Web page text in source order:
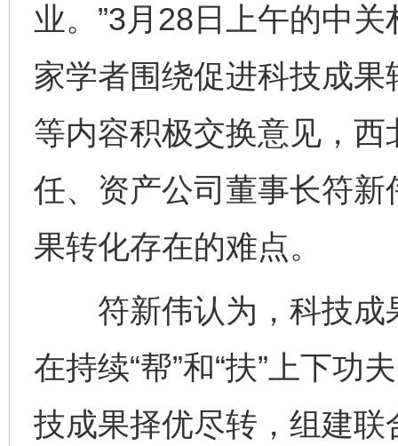
业。”3月28日上午的中
家学者围绕促进科技成
等内容积极交换意见，
任、资产公司董事长符
果转化存在的难点。
符新伟认为，科技成
在持续“帮”和“扶”上下功
技成果择优尽转，组建